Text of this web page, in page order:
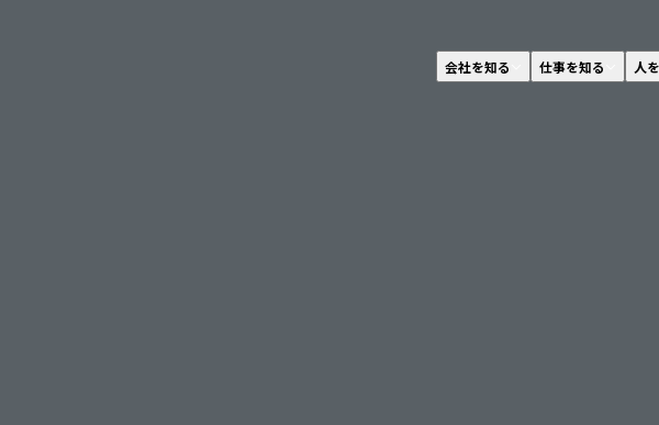
会社を知る 仕事を知る 人